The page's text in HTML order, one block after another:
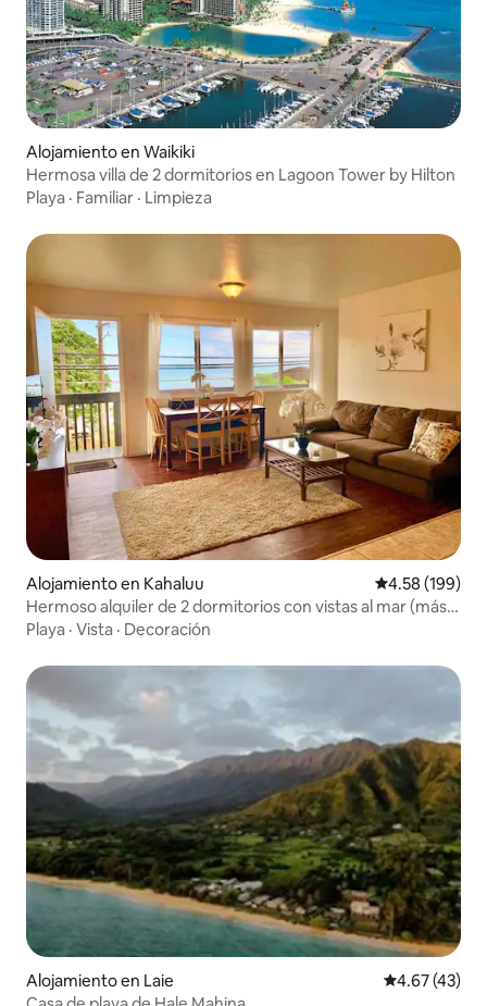
Alojamiento en Waikiki
Hermosa villa de 2 dormitorios en Lagoon Tower by Hilton
Playa · Familiar · Limpieza
Alojamiento en Kahaluu Calificación
4.58 (199)
Hermoso alquiler de 2 dormitorios con vistas al mar (más
de 30 días)
Playa · Vista · Decoración
Alojamiento en Laie Calificación
4.67 (43)